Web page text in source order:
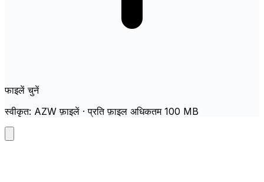
फाइलें चुनें
स्वीकृत: AZW फ़ाइलें · प्रति फ़ाइल अधिकतम 100 MB